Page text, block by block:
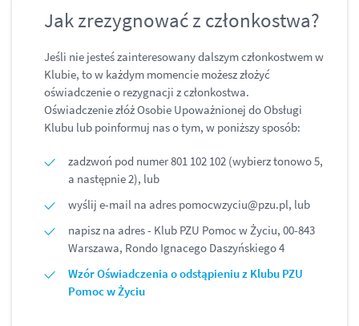
Jak zrezygnować z członkostwa?
Jeśli nie jesteś zainteresowany dalszym członkostwem w
Klubie, to w każdym momencie możesz złożyć
oświadczenie o rezygnacji z członkostwa.
Oświadczenie złóż Osobie Upoważnionej do Obsługi
Klubu lub poinformuj nas o tym, w poniższy sposób:
zadzwoń pod numer 801 102 102 (wybierz tonowo 5,
a następnie 2), lub
wyślij e-mail na adres pomocwzyciu@pzu.pl, lub
napisz na adres - Klub PZU Pomoc w Życiu, 00-843
Warszawa, Rondo Ignacego Daszyńskiego 4
Wzór Oświadczenia o odstąpieniu z Klubu PZU
Pomoc w Życiu